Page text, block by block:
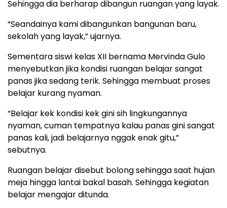
Sehingga dia berharap dibangun ruangan yang layak.
“Seandainya kami dibangunkan bangunan baru,
sekolah yang layak,” ujarnya.
Sementara siswi kelas XII bernama Mervinda Gulo
menyebutkan jika kondisi ruangan belajar sangat
panas jika sedang terik. Sehingga membuat proses
belajar kurang nyaman.
“Belajar kek kondisi kek gini sih lingkungannya
nyaman, cuman tempatnya kalau panas gini sangat
panas kali, jadi belajarnya nggak enak gitu,”
sebutnya.
Ruangan belajar disebut bolong sehingga saat hujan
meja hingga lantai bakal basah. Sehingga kegiatan
belajar mengajar ditunda.